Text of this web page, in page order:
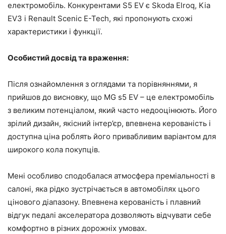
електромобіль. Конкурентами S5 EV є Skoda Elroq, Kia
EV3 і Renault Scenic E-Tech, які пропонують схожі
характеристики і функції.
Особистий досвід та враження:
Після ознайомлення з оглядами та порівняннями, я
прийшов до висновку, що MG s5 EV – це електромобіль
з великим потенціалом, який часто недооцінюють. Його
зрілий дизайн, якісний інтер’єр, впевнена керованість і
доступна ціна роблять його привабливим варіантом для
широкого кола покупців.
Мені особливо сподобалася атмосфера преміальності в
салоні, яка рідко зустрічається в автомобілях цього
цінового діапазону. Впевнена керованість і плавний
відгук педалі акселератора дозволяють відчувати себе
комфортно в різних дорожніх умовах.